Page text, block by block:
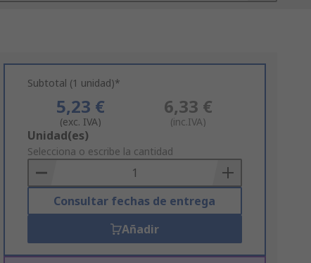
Subtotal (1 unidad)*
5,23 €
(exc. IVA)
6,33 €
(inc.IVA)
Add
to
Basket
Unidad(es)
Selecciona o escribe la cantidad
Consultar fechas de entrega
Añadir